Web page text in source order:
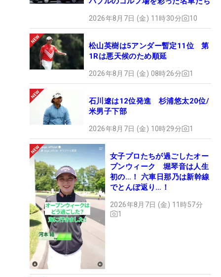
2026年8月7日 (金) 11時30分 10
松山英樹は5アンダー暫定11位 第
1Rは悪天候のため順延
2026年8月7日 (金) 08時26分 1
石川遼は12位発進 杉浦悠太20位/
米男子下部
2026年8月7日 (金) 10時29分 1
女子プロたちが過ごしたオー
プンウィーク 堀琴音は人生
初の…！ 六車日那乃は新幹線
でとんぼ返り…！
2026年8月7日 (金) 11時57分
1